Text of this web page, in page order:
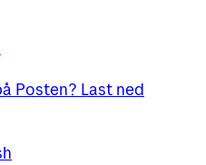
du er oppnevnt som
må du legitimere
adresseendringen.
og fullmakter
Posten? Last ned